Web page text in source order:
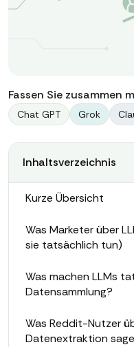
Fassen Sie zusammen
Chat GPT Grok
Inhaltsverzeichnis
Kurze Übersicht
Was Marketer über
sie tatsächlich tun)
Was machen LLMs
Datensammlung?
Was Reddit-Nutzer
Datenextraktion